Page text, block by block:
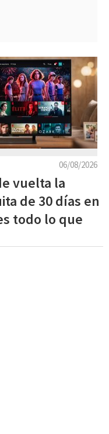
06/08/2026
vuelta la
de 30 días en
todo lo que